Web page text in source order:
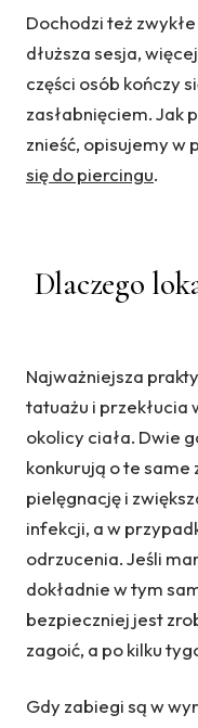
Dochodzi też
dłuższa sesja,
części osób kończy
zasłabnięciem. Jak
znieść, opisujemy w
się do piercingu.
Dlaczego
Najważniejsza
tatuażu i przekłucia
okolicy ciała. Dwie
konkurują o te
pielęgnację i
infekcji, a w
odrzucenia. Jeśli
dokładnie w tym
bezpieczniej jest
zagoić, a po kilku
Gdy zabiegi są w